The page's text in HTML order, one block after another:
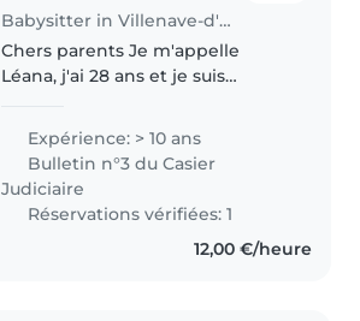
Babysitter in Villenave-d'Ornon
Chers parents Je m'appelle
Léana, j'ai 28 ans et je suis
crèche depuis 3 ans je suis
titulaire du cap petite enfance.
Je travaille avec les enfants..
Expérience: > 10 ans
Bulletin n°3 du Casier
Judiciaire
Réservations vérifiées: 1
12,00 €/heure